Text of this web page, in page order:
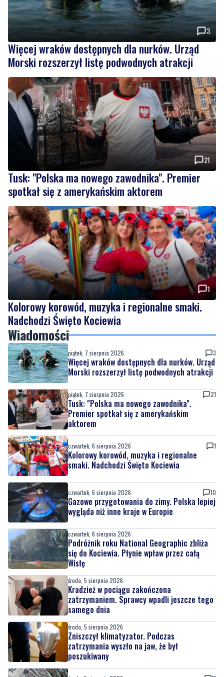
3
Więcej wraków dostępnych dla nurków. Urząd
Morski rozszerzył listę podwodnych atrakcji
21
Tusk: "Polska ma nowego zawodnika". Premier
spotkał się z amerykańskim aktorem
1
Kolorowy korowód, muzyka i regionalne smaki.
Nadchodzi Święto Kociewia
Wiadomości
piątek, 7 sierpnia 2026 3
Więcej wraków dostępnych dla nurków. Urząd
Morski rozszerzył listę podwodnych atrakcji
piątek, 7 sierpnia 2026 21
Tusk: "Polska ma nowego zawodnika".
Premier spotkał się z amerykańskim
aktorem
czwartek, 6 sierpnia 2026 1
Kolorowy korowód, muzyka i regionalne
smaki. Nadchodzi Święto Kociewia
czwartek, 6 sierpnia 2026 10
Gazowe przygotowania do zimy. Polska lepiej
wygląda niż inne kraje w Europie
czwartek, 6 sierpnia 2026
Podróżnik roku National Geographic zbliża
się do Kociewia. Płynie wpław przez całą
Wisłę
środa, 5 sierpnia 2026
Kradzież w pociągu zakończona
zatrzymaniem. Sprawcy wpadli jeszcze tego
samego dnia
środa, 5 sierpnia 2026
Zniszczył klimatyzator. Podczas
zatrzymania wyszło na jaw, że był
poszukiwany